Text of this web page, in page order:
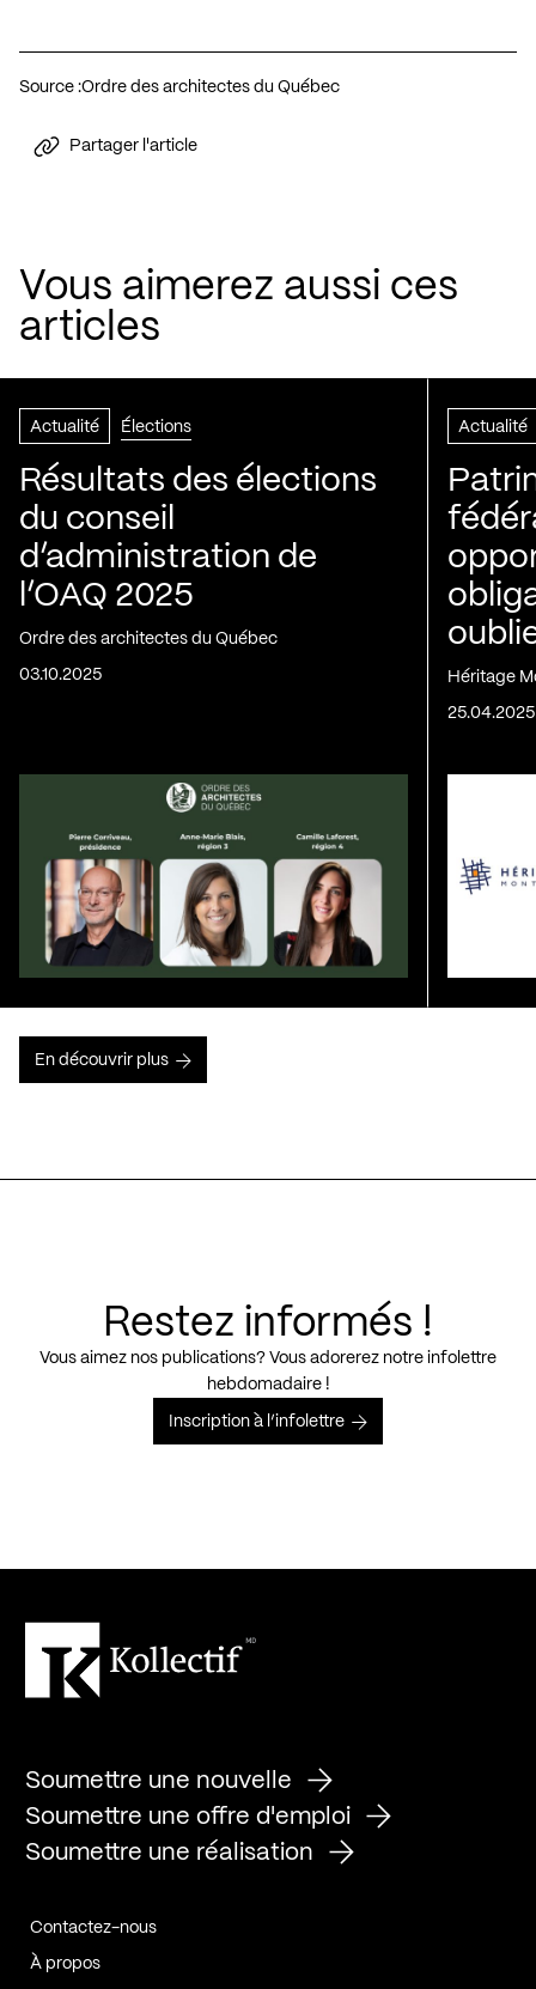
Source :Ordre des architectes du Québec
Partager l'article
Vous aimerez aussi ces
articles
Actualité Élections
Résultats des élections
du conseil
d’administration de
l’OAQ 2025
Ordre des architectes du Québec
03.10.2025
Actualité
Héritage
25.04.2025
En découvrir plus
Restez informés !
Vous aimez nos publications? Vous adorerez notre infolettre
hebdomadaire !
Inscription à l’infolettre
Soumettre une nouvelle
Soumettre une offre d'emploi
Soumettre une réalisation
Contactez-nous
À propos